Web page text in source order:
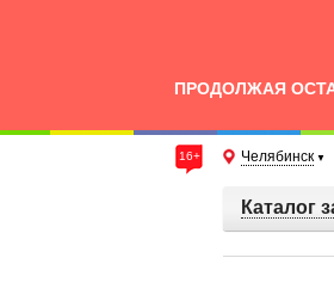
ПРОДОЛЖАЯ
Челябинск
16+
Каталог